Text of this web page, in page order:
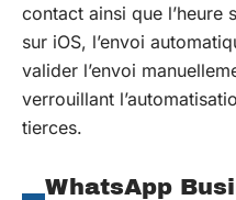
contact ainsi que l’heure
sur iOS, l’envoi
valider l’envoi
verrouillant
tierces.
WhatsApp